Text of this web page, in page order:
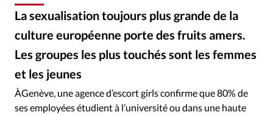
Faire un don
Emploi
Se connecter
Édition: Internationale
Devise:CHF
La sexualisation toujours plus grande de la
culture européenne porte des fruits amers.
Les groupes les plus touchés sont les femmes
et les jeunes
ÀGenève, une agence d’escort girls confirme que 80% de
ses employées étudient à l’université ou dans une haute